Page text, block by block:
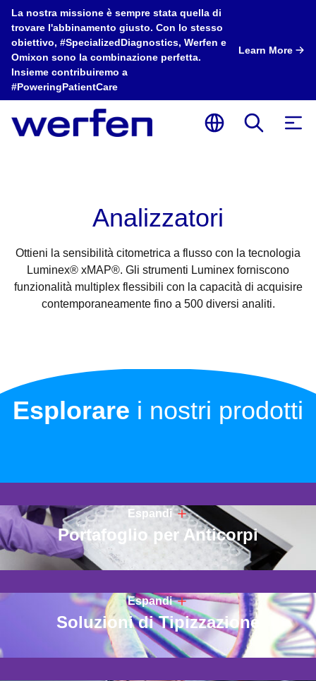
La nostra missione è sempre stata quella di
trovare l'abbinamento giusto. Con lo stesso
obiettivo, #SpecializedDiagnostics, Werfen e
Omixon sono la combinazione perfetta.
Insieme contribuiremo a
#PoweringPatientCare
Learn More
Analizzatori
Ottieni la sensibilità citometrica a flusso con la tecnologia
Luminex® xMAP®. Gli strumenti Luminex forniscono
funzionalità multiplex flessibili con la capacità di acquisire
contemporaneamente fino a 500 diversi analiti.
Esplorare i nostri prodotti
Espandi
Portafoglio per Anticorpi
Espandi
Soluzioni di Tipizzazione